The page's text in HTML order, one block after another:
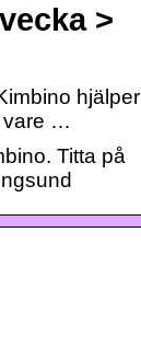
>
hjälper
vare …
Titta på